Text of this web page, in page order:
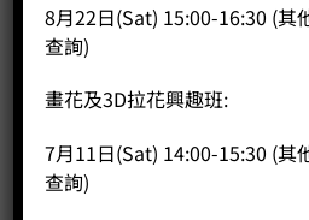
8月22日(Sat) 15:00-16:30 (其
查詢)
畫花及3D拉花興趣班:
7月11日(Sat) 14:00-15:30 (其
查詢)